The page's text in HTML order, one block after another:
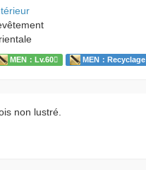
MEN：Lv.60 MEN：Recyclage
non lustré.